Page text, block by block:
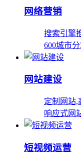
网络营销
搜索引擎
600城市
网站建设
定制网站,
响应式网
短视频运营